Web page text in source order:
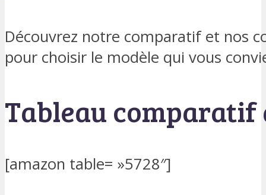
Découvrez notre comparatif et nos
pour choisir le modèle qui vous
Tableau
[amazon table= »5728″]